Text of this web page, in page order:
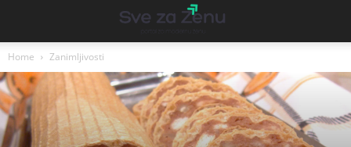
Home Zanimljivosti